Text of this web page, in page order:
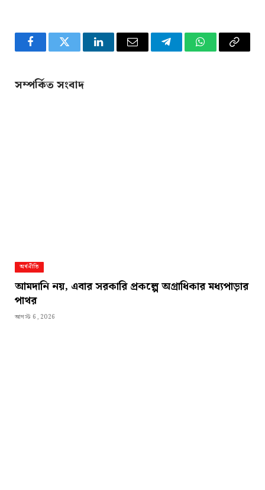
FacebookTwitter LinkedInEmail TelegramWhatsApp
Copy
সম্পর্কিত সংবাদ
অর্থনীতি
আমদানি নয়, এবার সরকারি প্রকল্পে অগ্রাধিকার মধ্যপাড়ার
পাথর
আগস্ট 6, 2026